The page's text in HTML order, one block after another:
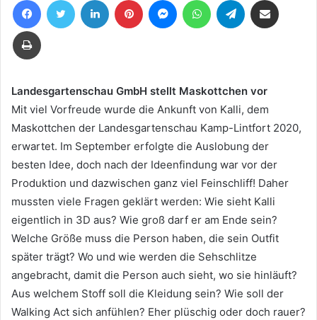
eine
E-
Drucken
Landesgartenschau GmbH stellt Maskottchen vor
Mit viel Vorfreude wurde die Ankunft von Kalli, dem
Maskottchen der Landesgartenschau Kamp-Lintfort 2020,
erwartet. Im September erfolgte die Auslobung der
besten Idee, doch nach der Ideenfindung war vor der
Produktion und dazwischen ganz viel Feinschliff! Daher
mussten viele Fragen geklärt werden: Wie sieht Kalli
eigentlich in 3D aus? Wie groß darf er am Ende sein?
Welche Größe muss die Person haben, die sein Outfit
später trägt? Wo und wie werden die Sehschlitze
angebracht, damit die Person auch sieht, wo sie hinläuft?
Aus welchem Stoff soll die Kleidung sein? Wie soll der
Walking Act sich anfühlen? Eher plüschig oder doch rauer?